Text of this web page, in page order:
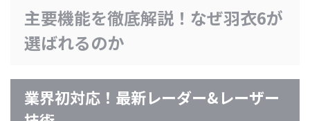
主要機能を徹底解説！なぜ羽衣6が
選ばれるのか
業界初対応！最新レーダー&レーザー